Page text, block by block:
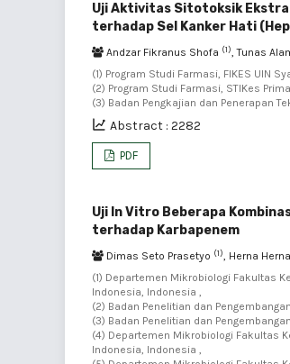
Uji Aktivitas Sitotoksik
terhadap Sel Kanker Hati
Andzar Fikranus Shofa (1), Tunas
(1) Program Studi Farmasi, FIKES UIN
(2) Program Studi Farmasi, STIKes
(3) Badan Pengkajian dan Penerapan
Abstract : 2282
PDF
Uji In Vitro Beberapa
terhadap Karbapenem
Dimas Seto Prasetyo (1), Herna Herna
(1) Departemen Mikrobiologi Fakultas
Indonesia, Indonesia ,
(2) Badan Penelitian dan
(3) Badan Penelitian dan
(4) Departemen Mikrobiologi Fakultas
Indonesia, Indonesia ,